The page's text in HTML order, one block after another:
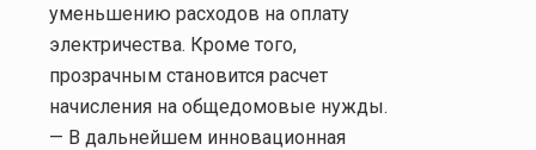
уменьшению расходов на оплату
электричества. Кроме того,
прозрачным становится расчет
начисления на общедомовые нужды.
— В дальнейшем инновационная